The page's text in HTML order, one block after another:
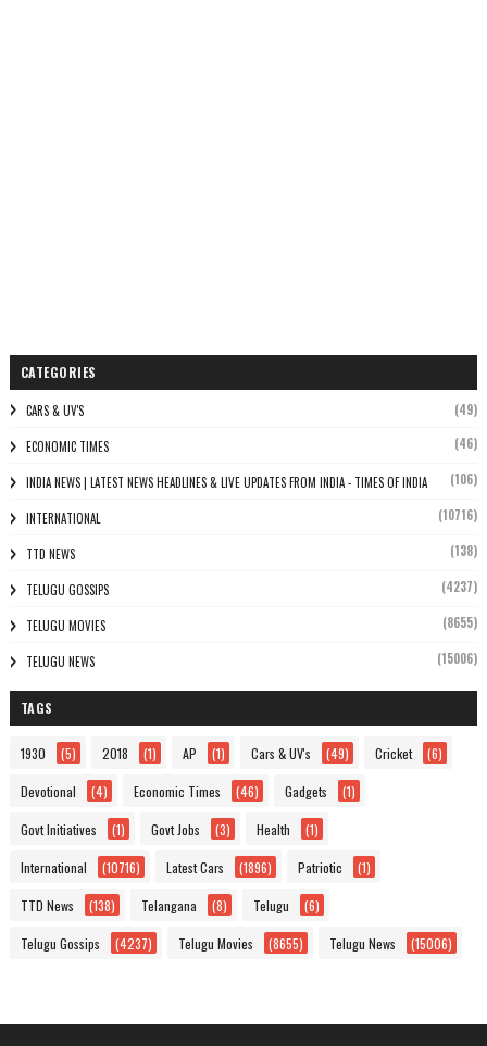
CATEGORIES
CARS & UV'S (49)
ECONOMIC TIMES (46)
INDIA NEWS | LATEST NEWS HEADLINES & LIVE UPDATES FROM INDIA - TIMES OF INDIA (106)
INTERNATIONAL (10716)
TTD NEWS (138)
TELUGU GOSSIPS (4237)
TELUGU MOVIES (8655)
TELUGU NEWS (15006)
TAGS
1930 (5) 2018 (1) AP (1) Cars & UV's (49) Cricket (6)
Devotional (4) Economic Times (46) Gadgets (1)
Govt Initiatives (1) Govt Jobs (3) Health (1)
International (10716) Latest Cars (1896) Patriotic (1)
TTD News (138) Telangana (8) Telugu (6)
Telugu Gossips (4237) Telugu Movies (8655) Telugu News (15006)